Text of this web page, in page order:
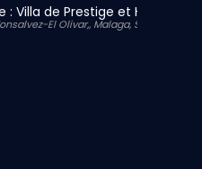
: Villa de Prestige et Horizon
El Olivar,, Malaga, Spain